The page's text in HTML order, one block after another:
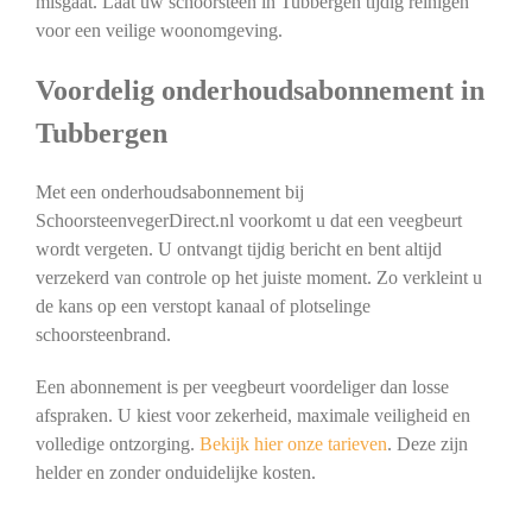
voor een veilige woonomgeving.
Voordelig onderhoudsabonnement in
Tubbergen
Met een onderhoudsabonnement bij
SchoorsteenvegerDirect.nl voorkomt u dat een veegbeurt
wordt vergeten. U ontvangt tijdig bericht en bent altijd
verzekerd van controle op het juiste moment. Zo verkleint u
de kans op een verstopt kanaal of plotselinge
schoorsteenbrand.
Een abonnement is per veegbeurt voordeliger dan losse
afspraken. U kiest voor zekerheid, maximale veiligheid en
volledige ontzorging. Bekijk hier onze tarieven. Deze zijn
helder en zonder onduidelijke kosten.